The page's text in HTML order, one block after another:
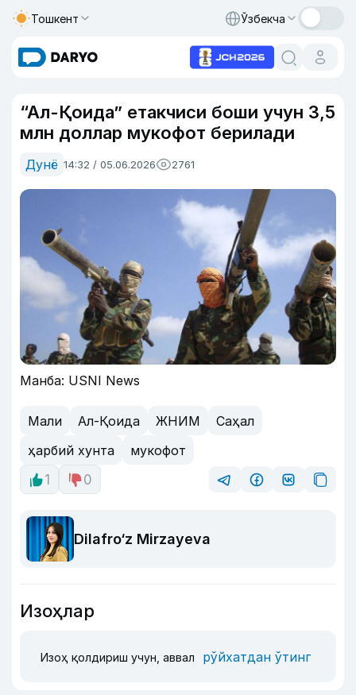
Тошкент Ўзбекча
“Ал-Қоида” етакчиси боши учун 3,5
млн доллар мукофот берилади
Дунё 14:32 / 05.06.2026 2761
Манба: USNI News
Мали Ал-Қоида ЖНИМ
Саҳал
ҳарбий хунта
мукофот
1
0
Dilafro‘z Mirzayeva
Изоҳлар
Изоҳ қолдириш учун, аввал рўйхатдан ўтинг